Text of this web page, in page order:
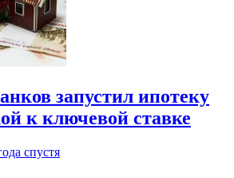
запустил ипотеку
к ключевой ставке
спустя